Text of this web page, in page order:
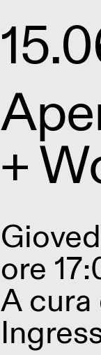
+
ore
A cura